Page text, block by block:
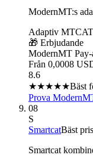
ModernMT:s
Adaptiv MT
🎁 Erbjudande
ModernMT Pay-
Från 0,0008
8.6
★★★★★Bäst
Prova
08
S
SmartcatBäst
Smartcat